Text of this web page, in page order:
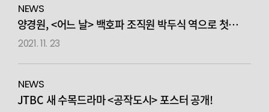
NEWS
양경원, <어느 날> 백호파 조직원 박두식 역으로 첫
출격!
2021. 11. 23
NEWS
JTBC 새 수목드라마 <공작도시> 포스터 공개!